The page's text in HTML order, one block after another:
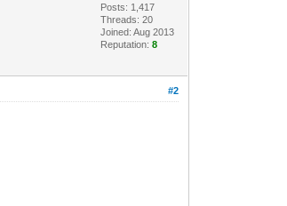
Posts: 1,417
Threads: 20
Joined: Aug 2013
Reputation:8
#2